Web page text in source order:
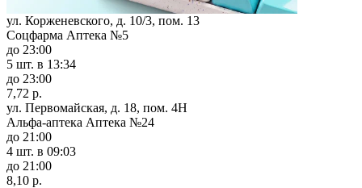
ул. Корженевского, д. 10/3, пом. 13
Соцфарма Аптека №5
до 23:00
5 шт. в 13:34
до 23:00
7,72 р.
ул. Первомайская, д. 18, пом. 4Н
Альфа-аптека Аптека №24
до 21:00
4 шт. в 09:03
до 21:00
8,10 р.